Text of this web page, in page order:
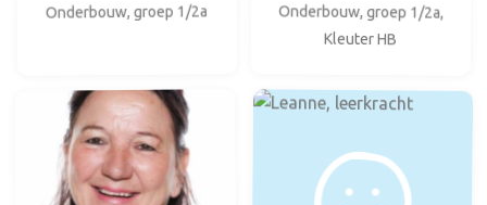
Onderbouw, groep 1/2a Onderbouw, groep 1/2a,
Kleuter HB